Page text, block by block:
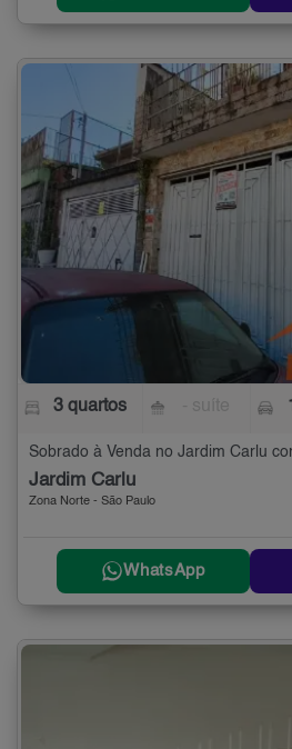
3 quartos
Sobrado à Venda no Jardim Carlu
Jardim Carlu
Zona Norte - São Paulo
WhatsApp